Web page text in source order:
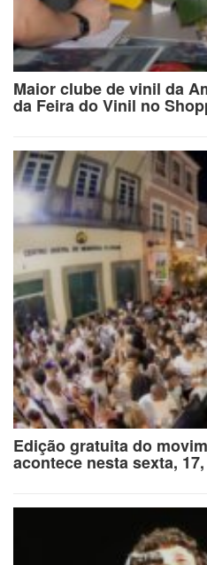
Maior clube de vinil da
da Feira do Vinil no
Edição gratuita do
acontece nesta sexta,